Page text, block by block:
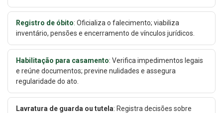
Registro de óbito: Oficializa o falecimento; viabiliza
inventário, pensões e encerramento de vínculos jurídicos.
Habilitação para casamento: Verifica impedimentos legais
e reúne documentos; previne nulidades e assegura
regularidade do ato.
Lavratura de guarda ou tutela: Registra decisões sobre